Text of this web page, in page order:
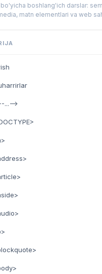
boshlang'ich darslar:
matn elementlari va web
...-->